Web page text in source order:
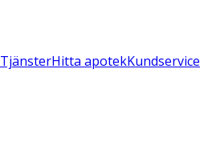
TjänsterHitta apotekKundservice